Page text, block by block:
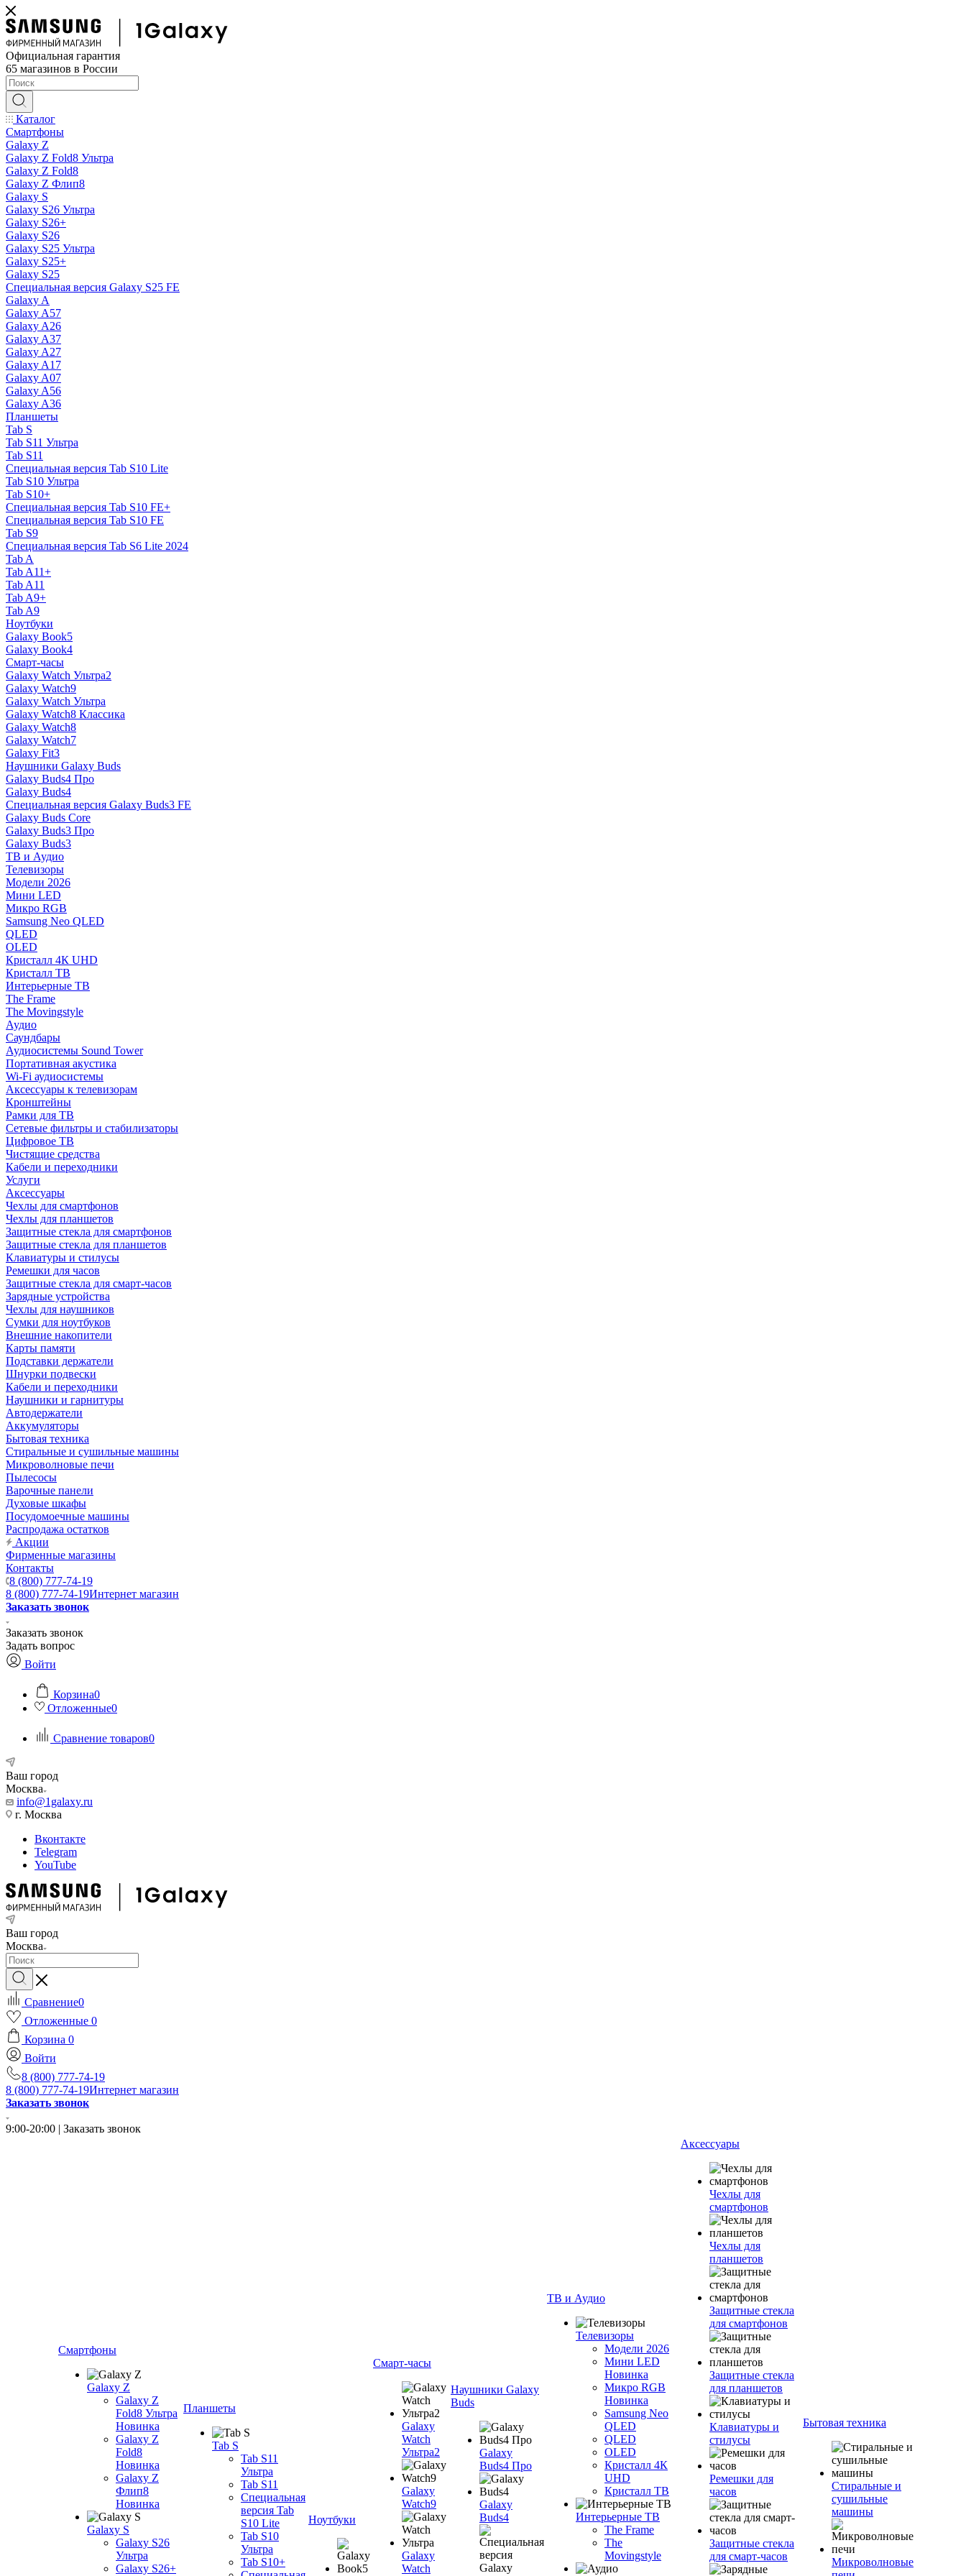
Официальная гарантия
65 магазинов в России
Каталог
Смартфоны
Galaxy Z
Galaxy Z Fold8 Ультра
Galaxy Z Fold8
Galaxy Z Флип8
Galaxy S
Galaxy S26 Ультра
Galaxy S26+
Galaxy S26
Galaxy S25 Ультра
Galaxy S25+
Galaxy S25
Специальная версия Galaxy S25 FE
Galaxy A
Galaxy A57
Galaxy A26
Galaxy A37
Galaxy A27
Galaxy A17
Galaxy A07
Galaxy A56
Galaxy A36
Планшеты
Tab S
Tab S11 Ультра
Tab S11
Специальная версия Tab S10 Lite
Tab S10 Ультра
Tab S10+
Специальная версия Tab S10 FE+
Специальная версия Tab S10 FE
Tab S9
Специальная версия Tab S6 Lite 2024
Tab A
Tab A11+
Tab A11
Tab A9+
Tab A9
Ноутбуки
Galaxy Book5
Galaxy Book4
Смарт-часы
Galaxy Watch Ультра2
Galaxy Watch9
Galaxy Watch Ультра
Galaxy Watch8 Классика
Galaxy Watch8
Galaxy Watch7
Galaxy Fit3
Наушники Galaxy Buds
Galaxy Buds4 Про
Galaxy Buds4
Специальная версия Galaxy Buds3 FE
Galaxy Buds Core
Galaxy Buds3 Про
Galaxy Buds3
ТВ и Аудио
Телевизоры
Модели 2026
Мини LED
Микро RGB
Samsung Neo QLED
QLED
OLED
Кристалл 4К UHD
Кристалл ТВ
Интерьерные ТВ
The Frame
The Movingstyle
Аудио
Саундбары
Аудиосистемы Sound Tower
Портативная акустика
Wi-Fi аудиосистемы
Аксессуары к телевизорам
Кронштейны
Рамки для ТВ
Сетевые фильтры и стабилизаторы
Цифровое ТВ
Чистящие средства
Кабели и переходники
Услуги
Аксессуары
Чехлы для смартфонов
Чехлы для планшетов
Защитные стекла для смартфонов
Защитные стекла для планшетов
Клавиатуры и стилусы
Ремешки для часов
Защитные стекла для смарт-часов
Зарядные устройства
Чехлы для наушников
Сумки для ноутбуков
Внешние накопители
Карты памяти
Подставки держатели
Шнурки подвески
Кабели и переходники
Наушники и гарнитуры
Автодержатели
Аккумуляторы
Бытовая техника
Стиральные и сушильные машины
Микроволновые печи
Пылесосы
Варочные панели
Духовые шкафы
Посудомоечные машины
Распродажа остатков
Акции
Фирменные магазины
Контакты
8 (800) 777-74-19
8 (800) 777-74-19Интернет магазин
Заказать звонок
Заказать звонок
Задать вопрос
Войти
Корзина0
Отложенные0
Сравнение товаров0
Ваш город
Москва
info@1galaxy.ru
г. Москва
Вконтакте
Telegram
YouTube
Ваш город
Москва
Сравнение0
Отложенные 0
Корзина 0
Войти
8 (800) 777-74-19
8 (800) 777-74-19Интернет магазин
Заказать звонок
9:00-20:00 | Заказать звонок
Смартфоны
Galaxy Z
Galaxy Z
Fold8 Ультра
Новинка
Galaxy Z
Fold8
Новинка
Galaxy Z
Флип8
Новинка
Galaxy S
Galaxy S26
Ультра
Galaxy S26+
Планшеты
Tab S
Tab S11
Ультра
Tab S11
Специальная
версия Tab
S10 Lite
Tab S10
Ультра
Tab S10+
Ноутбуки
Смарт-часы
Galaxy
Watch
Ультра2
Galaxy
Watch9
Galaxy
Watch
Наушники Galaxy
Buds
Galaxy
Buds4 Про
Galaxy
Buds4
ТВ и Аудио
Телевизоры
Модели 2026
Мини LED
Новинка
Микро RGB
Новинка
Samsung Neo
QLED
QLED
OLED
Кристалл 4К
UHD
Кристалл ТВ
Интерьерные ТВ
The Frame
The
Movingstyle
Аксессуары
Чехлы для
смартфонов
Чехлы для
планшетов
Защитные стекла
для смартфонов
Защитные стекла
для планшетов
Клавиатуры и
стилусы
Ремешки для
часов
Защитные стекла
для смарт-часов
Бытовая техника
Стиральные и
сушильные
машины
Микроволновые